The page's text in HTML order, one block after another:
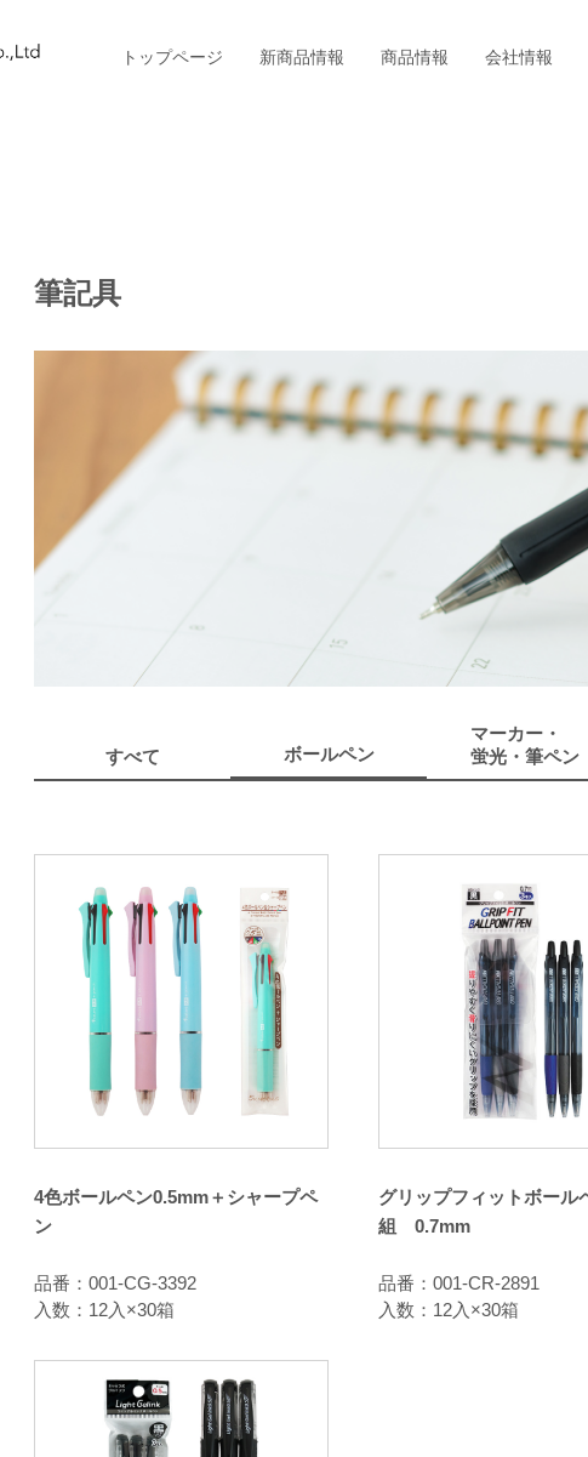
トップページ 新商品情報 商品情報 会社情報
筆記具
すべて ボールペン
マーカー・
蛍光・筆ペン
4色ボールペン0.5mm＋シャープペ
ン
品番：001-CG-3392
入数：12入×30箱
グリップフィットボール
組 0.7mm
品番：001-CR-2891
入数：12入×30箱